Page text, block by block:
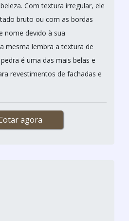
Com textura irregular, ele
bruto ou com as bordas
nome devido à sua
mesma lembra a textura de
é uma das mais belas e
revestimentos de fachadas e
agora